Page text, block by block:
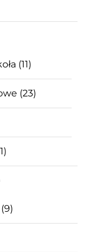
(11)
(23)